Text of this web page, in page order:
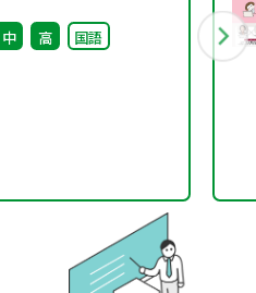
付資料
中 高 国語